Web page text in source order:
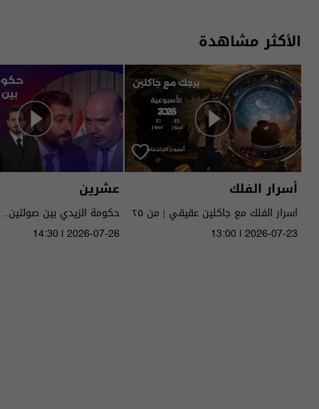
الأكثر مشاهدة
أسرار الفلك
اسرار الفلك مع جاكلين عقيقي | من ٢٥
الى ٣١ تموز ٢٠٢٦ | 2026
13:00 | 2026-07-23
عشرين
حكومة الزيدي بين
14:30 | 2026-07-26